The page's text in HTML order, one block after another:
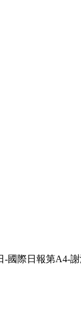
國際日報第A4-謝